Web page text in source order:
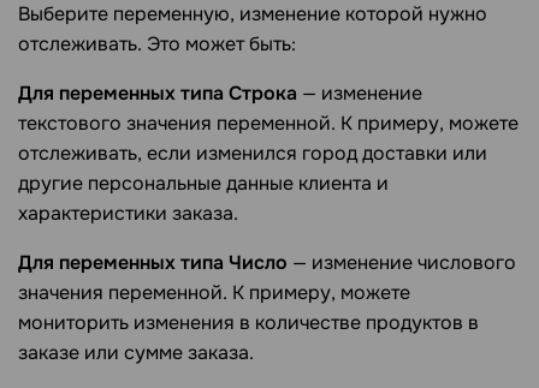
Выберите переменную, изменение которой нужно
отслеживать. Это может быть:
Для переменных типа Строка — изменение
текстового значения переменной. К примеру, можете
отслеживать, если изменился город доставки или
другие персональные данные клиента и
характеристики заказа.
Для переменных типа Число — изменение числового
значения переменной. К примеру, можете
мониторить изменения в количестве продуктов в
заказе или сумме заказа.